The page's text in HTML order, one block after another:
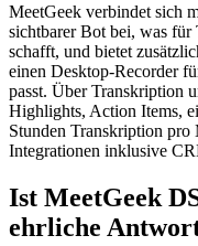
MeetGeek verbindet sich
sichtbarer Bot bei, was für
schafft, und bietet
einen Desktop-Recorder
passt. Über Transkription
Highlights, Action Items,
Stunden Transkription pro
Integrationen inklusive
Ist MeetGeek
ehrliche